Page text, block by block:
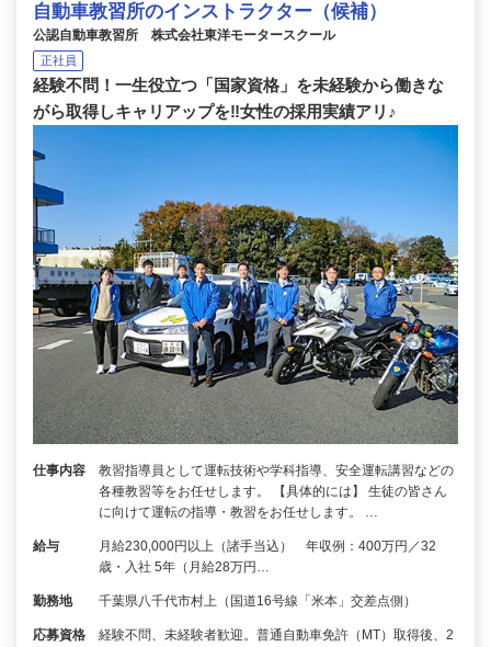
自動車教習所のインストラクター（候補）
公認自動車教習所 株式会社東洋モータースクール
正社員
経験不問！一生役立つ「国家資格」を未経験から働きな
がら取得しキャリアップを‼女性の採用実績アリ♪
仕事内容
教習指導員として運転技術や学科指導、安全運転講習などの
各種教習等をお任せします。 【具体的には】 生徒の皆さん
に向けて運転の指導・教習をお任せします。 …
給与
月給230,000円以上（諸手当込） 年収例：400万円／32
歳・入社 5年（月給28万円…
勤務地 千葉県八千代市村上（国道16号線「米本」交差点側）
応募資格 経験不問、未経験者歓迎。普通自動車免許（MT）取得後、2